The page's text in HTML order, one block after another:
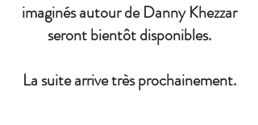
imaginés autour de Danny Khezzar
seront bientôt disponibles.
La suite arrive très prochainement.